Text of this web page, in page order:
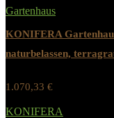
Gartenhaus
KONIFERA
naturbelassen,
1.070,33 €
KONIFERA